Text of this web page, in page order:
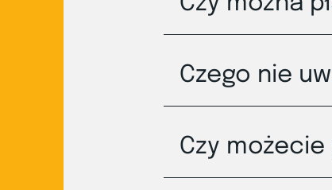
Czego nie
Czy